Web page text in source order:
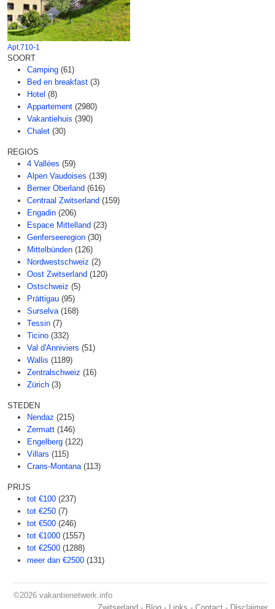
Apt.710-1
SOORT
Camping (61)
Bed en breakfast (3)
Hotel (8)
Appartement (2980)
Vakantiehuis (390)
Chalet (30)
REGIOS
4 Vallées (59)
Alpen Vaudoises (139)
Berner Oberland (616)
Centraal Zwitserland (159)
Engadin (206)
Espace Mittelland (23)
Genferseeregion (30)
Mittelbünden (126)
Nordwestschweiz (2)
Oost Zwitserland (120)
Ostschweiz (5)
Prättigau (95)
Surselva (168)
Tessin (7)
Ticino (332)
Val d'Anniviers (51)
Wallis (1189)
Zentralschweiz (16)
Zürich (3)
STEDEN
Nendaz (215)
Zermatt (146)
Engelberg (122)
Villars (115)
Crans-Montana (113)
PRIJS
tot €100 (237)
tot €250 (7)
tot €500 (246)
tot €1000 (1557)
tot €2500 (1288)
meer dan €2500 (131)
©2026 vakantienetwerk.info